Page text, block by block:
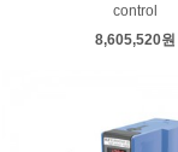
control
8,605,520원